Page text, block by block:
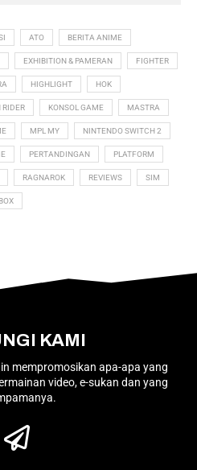
ATO BERITA ANIME
EXHIBITION & PAMERAN FIGHTER
HIGHLIGHT HOK
RIDER KONSOL GAME MASTRA
MPL MY NINTENDO SWITCH 2
PERTANDINGAN PLATFORM
RAGNAROK REVIEWS SIM
KAMI
mempromosikan apa-apa yang
video, e-sukan dan yang